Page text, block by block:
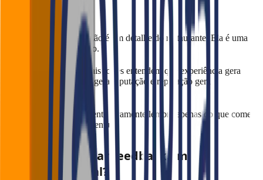
Conclusão
Experiência do cliente não é um detalhe do restaurante. Ela é uma
estratégia de crescimento.
Hoje, os restaurantes mais fortes entendem que experiência gera
recorrência, recorrência gera reputação e reputação gera
No fim das contas, o cliente raramente lembra apenas do que comeu.
Ele lembra de como se sentiu.
Quer transformar feedback em
crescimento real?